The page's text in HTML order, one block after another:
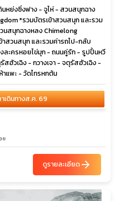
หย่งซิ่งฟาง - จูไห่ - สวนสนุกฉาง
*รวมบัตรเข้าสวนสนุก และรวม
สนุกฉางหลง Chimelong
สวนสนุก และรวมค่ารถไป-กลับ
ะครหอยไข่มุก - ถนนคู่รัก - รูปปั้นหวี
ฮัวเฉิง - กวางเจา - จตุรัสฮัวเฉิง -
แพะ - วัดไทรหกต้น
เดินทางส.ค. 69
ย
ดูรายละเอียดarrow_forward